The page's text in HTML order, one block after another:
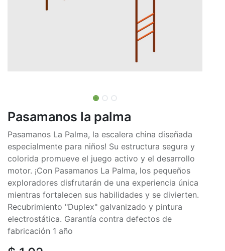
Pasamanos la palma
Pasamanos La Palma, la escalera china diseñada
especialmente para niños! Su estructura segura y
colorida promueve el juego activo y el desarrollo
motor. ¡Con Pasamanos La Palma, los pequeños
exploradores disfrutarán de una experiencia única
mientras fortalecen sus habilidades y se divierten.
Recubrimiento "Duplex" galvanizado y pintura
electrostática. Garantía contra defectos de
fabricación 1 año